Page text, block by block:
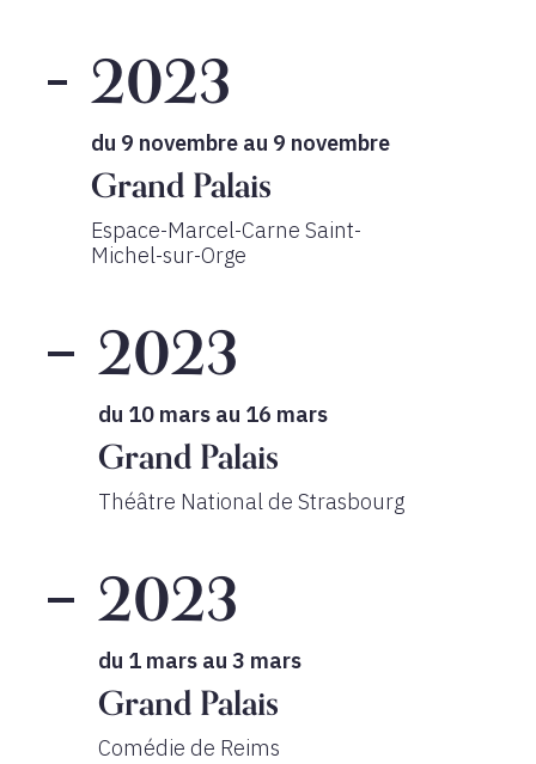
2023
du 9 novembre au 9 novembre
Grand Palais
Espace-Marcel-Carne Saint-
Michel-sur-Orge
2023
du 10 mars au 16 mars
Grand Palais
Théâtre National de Strasbourg
2023
du 1 mars au 3 mars
Grand Palais
Comédie de Reims